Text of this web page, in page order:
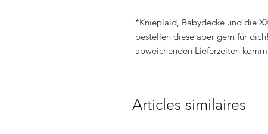
*Knieplaid, Babydecke und die
bestellen diese aber gern für
abweichenden Lieferzeiten
Articles similaires